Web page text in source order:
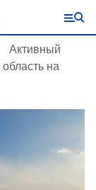
Активный
на